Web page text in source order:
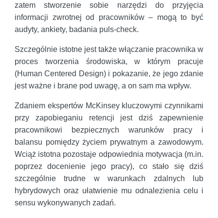
zatem stworzenie sobie narzędzi do przyjęcia
informacji zwrotnej od pracowników – mogą to być
audyty, ankiety, badania puls-check.
Szczególnie istotne jest także włączanie pracownika w
proces tworzenia środowiska, w którym pracuje
(Human Centered Design) i pokazanie, że jego zdanie
jest ważne i brane pod uwagę, a on sam ma wpływ.
Zdaniem ekspertów McKinsey kluczowymi czynnikami
przy zapobieganiu retencji jest dziś zapewnienie
pracownikowi bezpiecznych warunków pracy i
balansu pomiędzy życiem prywatnym a zawodowym.
Wciąż istotna pozostaje odpowiednia motywacja (m.in.
poprzez docenienie jego pracy), co stało się dziś
szczególnie trudne w warunkach zdalnych lub
hybrydowych oraz ułatwienie mu odnalezienia celu i
sensu wykonywanych zadań.